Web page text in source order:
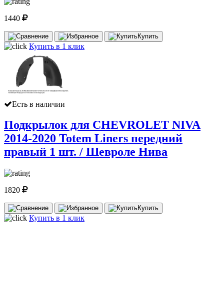
1440
Купить
Купить в 1 клик
Есть в наличии
Подкрылок для CHEVROLET NIVA
2014-2020 Totem Liners передний
правый 1 шт. / Шевроле Нива
1820
Купить
Купить в 1 клик